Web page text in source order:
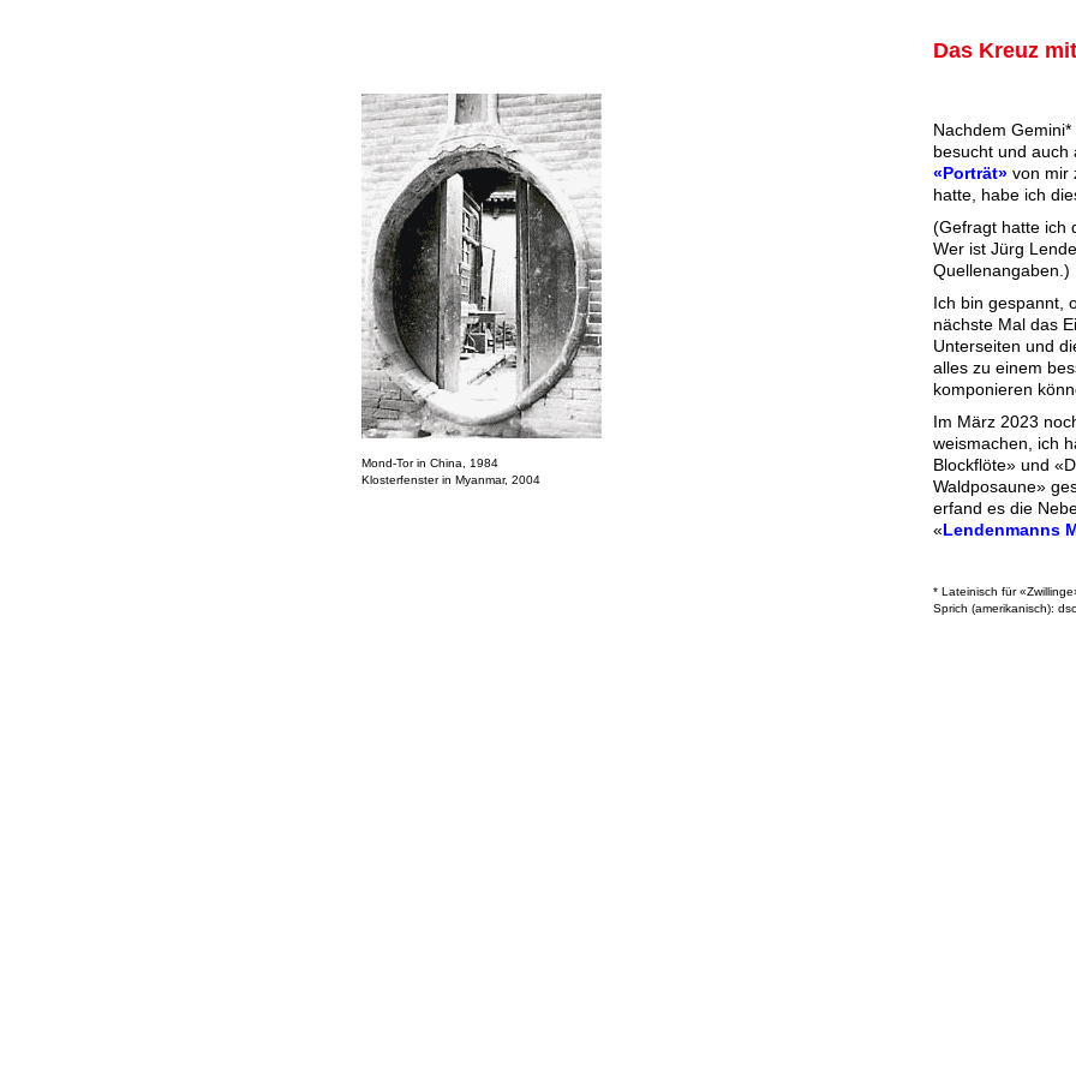
Das Kreuz
Mond-Tor in China, 1984
Klosterfenster in Myanmar, 2004
Nachdem Gemini*
besucht und auch
«Porträt» von mir
hatte, habe ich
(Gefragt hatte ich
Wer ist Jürg
Quellen­angaben.)
Ich bin gespannt,
nächste Mal das
Unterseiten und
alles zu einem
komponieren
Im März 2023
weismachen, ich
Blockflöte» und
Waldposaune»
erfand es die
«Lendenmanns
* Lateinisch für
Sprich (amerikanisch):